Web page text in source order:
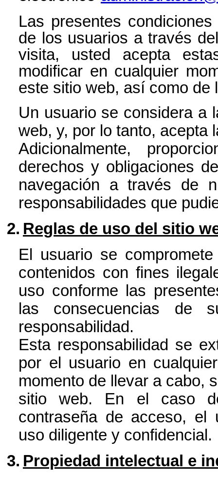
Las presentes
de los usuarios a través
visita, usted acepta
modificar en cualquier
este sitio web, así como de
Un usuario se considera a
web, y, por lo tanto, acepta
Adicionalmente,
derechos y obligaciones
navegación a través de
responsabilidades que
2. Reglas de uso del sitio
El usuario se
contenidos con fines
uso conforme las
las consecuencias de
responsabilidad.
Esta responsabilidad se
por el usuario en
momento de llevar a cabo,
sitio web. En el caso
contraseña de acceso, el
uso diligente y confidencial.
3. Propiedad intelectual e